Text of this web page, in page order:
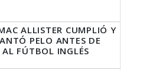
ALLISTER CUMPLIÓ Y
PELO ANTES DE
AL FÚTBOL INGLÉS